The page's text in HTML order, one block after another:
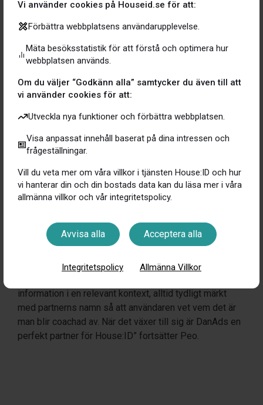
Vi använder cookies på Houseid.se för att:
Förbättra webbplatsens användarupplevelse.
Mäta besöksstatistik för att förstå och optimera hur
webbplatsen används.
Om du väljer “Godkänn alla” samtycker du även till att
vi använder cookies för att:
Utveckla nya funktioner och förbättra webbplatsen.
Visa anpassat innehåll baserat på dina intressen och
frågeställningar.
Vill du veta mer om våra villkor i tjänsten House:ID och hur
vi hanterar din och din bostads data kan du läsa mer i våra
allmänna villkor och vår integritetspolicy.
Avvisa alla Acceptera alla
Integritetspolicy Allmänna Villkor
Istvan.
House:ID kallar det AutoMagiskt, dvs. att hämta hem
AutoMagiskt hämta hem information om över 2 miljoner
produkter från kända varumärken som FM Mattsson,
Siemens, Nordsjö, Sonos mfl. Utöver
energideklaration, besiktningsprotokoll, bygglov,
ritningar och mycket mer.
”Realtech är en bransch vi tror mycket på och House:ID
är bara i början av sin tillväxtresa” menar Peo. House:ID
guider och inspiration vilka coachar ägaren till att
underhålla och värdeutveckla sin bostad, men allt
House:ID kan inte mer om bostäder än någon annan. Då
information i en relevant kontext, alltid tydligt märkt
med partnerns namn så att användaren vet vem det är
man blir coachad av. När det växer till sig är DanAds en
perfekt partner för House:ID” fortsätter Peo.